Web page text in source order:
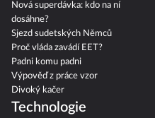
Nová superdávka: kdo na ní
dosáhne?
Sjezd sudetských Němců
Proč vláda zavádí EET?
Padni komu padni
Výpověď z práce vzor
Divoký kačer
Technologie